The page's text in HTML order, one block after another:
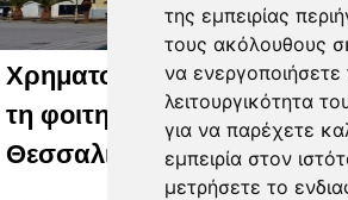
της εμπειρίας
τους ακόλουθους
να ενεργοποιήσετε
λειτουργικότητα
για να παρέχετε
εμπειρία στον
μετρήσετε το
Χρηματοδότηση ύψους 2,3
τη φοιτητική στέγη στο
Θεσσαλίας